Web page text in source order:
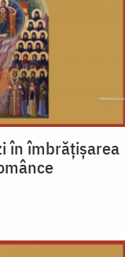
în îmbrățișarea